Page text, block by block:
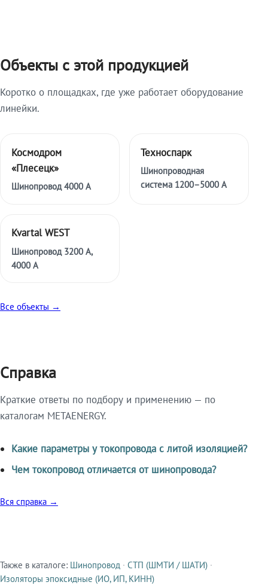
Объекты с этой продукцией
Коротко о площадках, где уже работает оборудование
линейки.
Космодром
«Плесецк»
Шинопровод 4000 А
Техноспарк
Шинопроводная
система 1200–5000 А
Kvartal WEST
Шинопровод 3200 А,
4000 А
Все объекты →
Справка
Краткие ответы по подбору и применению — по
каталогам METAENERGY.
Какие параметры у токопровода с литой изоляцией?
Чем токопровод отличается от шинопровода?
Вся справка →
Смежные продукты
Также в каталоге: Шинопровод · СТП (ШМТИ / ШАТИ) ·
Изоляторы эпоксидные (ИО, ИП, КИНН)